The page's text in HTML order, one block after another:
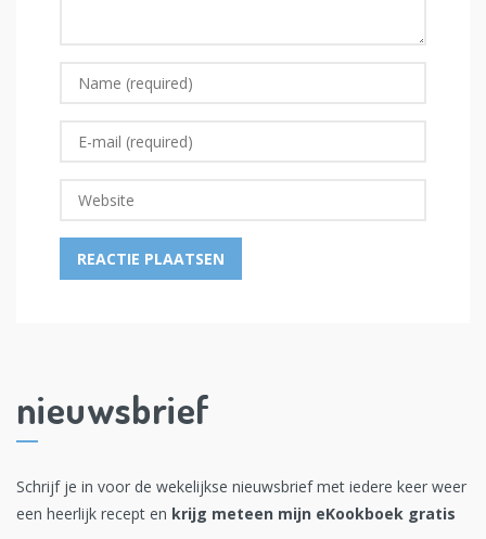
nieuwsbrief
Schrijf je in voor de wekelijkse nieuwsbrief met iedere keer weer
een heerlijk recept en krijg meteen mijn eKookboek gratis